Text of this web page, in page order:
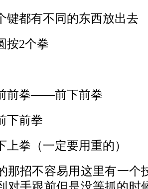
键都有不同的东西放出去
按2个拳
前拳——前下前拳
前拳
拳（一定要用重的）
那招不容易用这里有一
对手跟前但是没等抓的时